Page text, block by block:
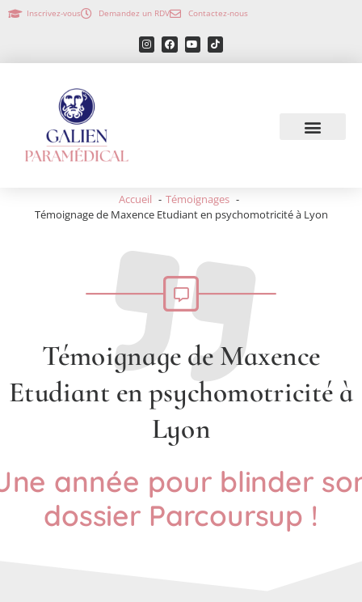
Inscrivez-vous Demandez un RDV Contactez-nous
Accueil
Témoignages
Témoignage de Maxence Etudiant en psychomotricité à Lyon
Témoignage de Maxence
Etudiant en psychomotricité à
Lyon
année pour blinder
dossier Parcoursup !